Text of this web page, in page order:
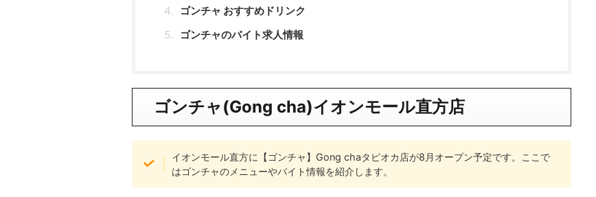
ゴンチャ おすすめドリンク
ゴンチャのバイト求人情報
ゴンチャ(Gong cha)イオンモール直方店
イオンモール直方に【ゴンチャ】Gong chaタピオカ店が8月オープン予定です。ここで
はゴンチャのメニューやバイト情報を紹介します。